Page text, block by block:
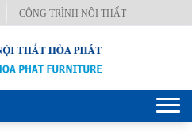
CÔNG TRÌNH NỘI THẤT